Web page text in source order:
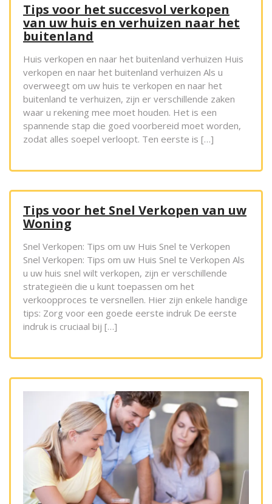
Tips voor het succesvol verkopen
van uw huis en verhuizen naar het
buitenland
Huis verkopen en naar het buitenland verhuizen Huis
verkopen en naar het buitenland verhuizen Als u
overweegt om uw huis te verkopen en naar het
buitenland te verhuizen, zijn er verschillende zaken
waar u rekening mee moet houden. Het is een
spannende stap die goed voorbereid moet worden,
zodat alles soepel verloopt. Ten eerste is […]
Tips voor het Snel Verkopen van uw
Woning
Snel Verkopen: Tips om uw Huis Snel te Verkopen
Snel Verkopen: Tips om uw Huis Snel te Verkopen Als
u uw huis snel wilt verkopen, zijn er verschillende
strategieën die u kunt toepassen om het
verkoopproces te versnellen. Hier zijn enkele handige
tips: Zorg voor een goede eerste indruk De eerste
indruk is cruciaal bij […]